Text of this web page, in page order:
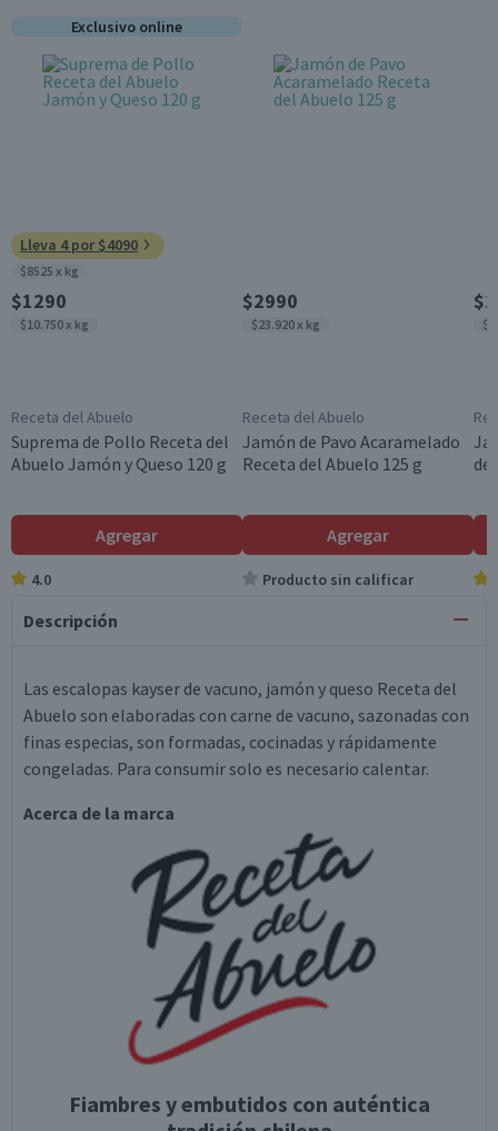
Exclusivo online
Lleva 4 por $4090
$8525 x kg
$1290
$10.750 x kg
Receta del Abuelo
Suprema de Pollo Receta del
Abuelo Jamón y Queso 120 g
Agregar
4.0
$2990
$23.920 x kg
Receta del Abuelo
Jamón de Pavo Acaramelado
Receta del Abuelo 125 g
Agregar
Producto sin calificar
Descripción
Las escalopas kayser de vacuno, jamón y queso Receta del
Abuelo son elaboradas con carne de vacuno, sazonadas con
finas especias, son formadas, cocinadas y rápidamente
congeladas. Para consumir solo es necesario calentar.
Acerca de la marca
Fiambres y embutidos con auténtica